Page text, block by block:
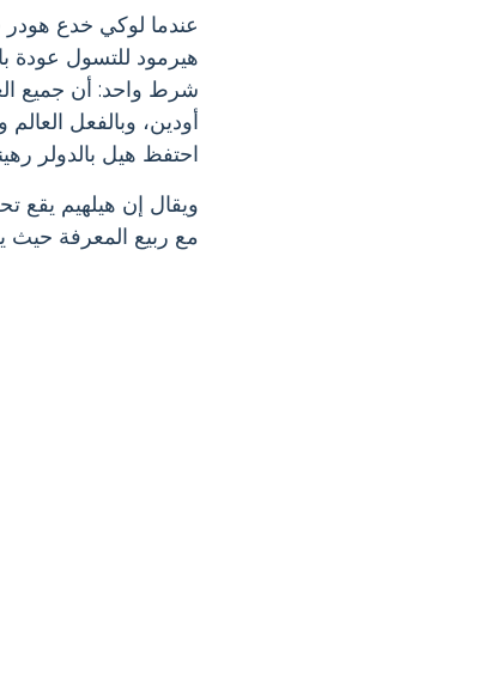
عندما لوكي خدع هودر
هيرمود للتسول عودة
شرط واحد: أن جميع
أودين، وبالفعل
احتفظ هيل بالدولر
ويقال إن هيلهيم يقع
مع ربيع المعرفة حيث